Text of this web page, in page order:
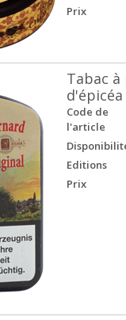
Prix
Tabac
Code de
l'article
Editions
Prix